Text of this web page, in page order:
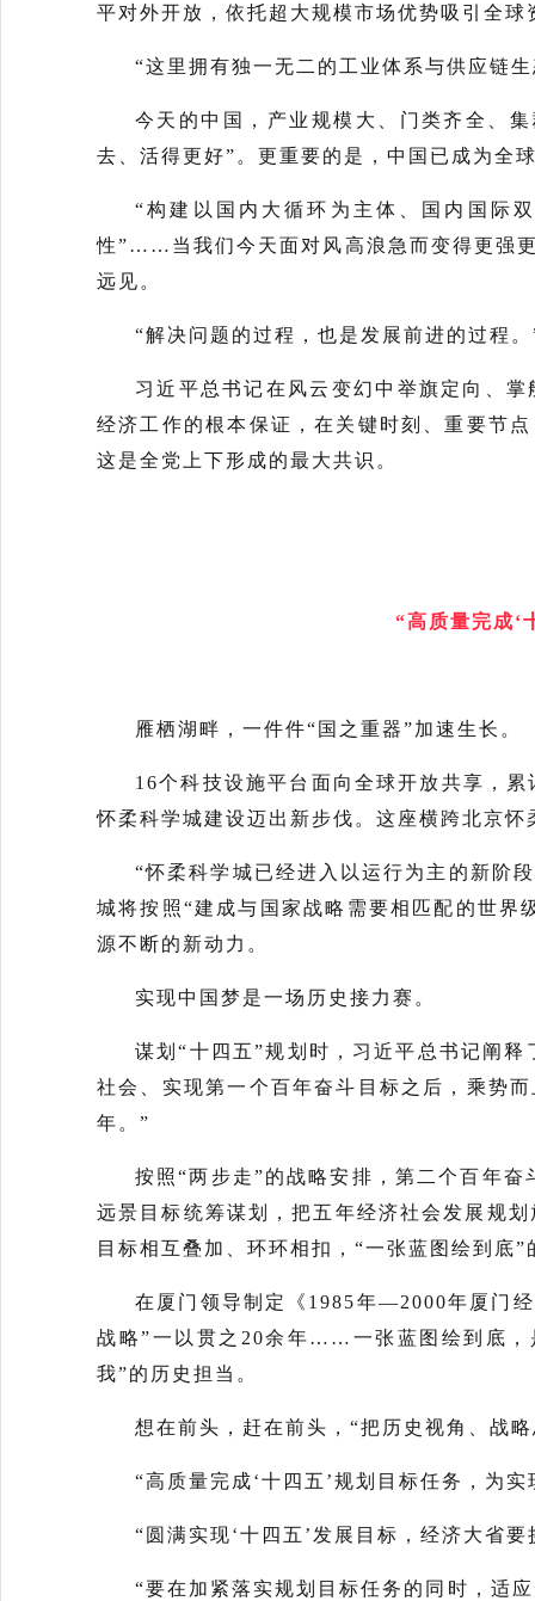
平对外开放，依托超大规模市场优势吸引全
“这里拥有独一无二的工业体系与供应链
今天的中国，产业规模大、门类齐全、
去、活得更好”。更重要的是，中国已成为全
“构建以国内大循环为主体、国内国际
性”……当我们今天面对风高浪急而变得更强
远见。
“解决问题的过程，也是发展前进的过程
习近平总书记在风云变幻中举旗定向、
经济工作的根本保证，在关键时刻、重要节
这是全党上下形成的最大共识。
“高质量完成‘
雁栖湖畔，一件件“国之重器”加速生长。
16个科技设施平台面向全球开放共享，
怀柔科学城建设迈出新步伐。这座横跨北京
“怀柔科学城已经进入以运行为主的新阶
城将按照“建成与国家战略需要相匹配的世界
源不断的新动力。
实现中国梦是一场历史接力赛。
谋划“十四五”规划时，习近平总书记阐
社会、实现第一个百年奋斗目标之后，乘势
年。”
按照“两步走”的战略安排，第二个百年
远景目标统筹谋划，把五年经济社会发展规
目标相互叠加、环环相扣，“一张蓝图绘到底
在厦门领导制定《1985年—2000年厦门
战略”一以贯之20余年……一张蓝图绘到底，
我”的历史担当。
想在前头，赶在前头，“把历史视角、战
“高质量完成‘十四五’规划目标任务，为
“圆满实现‘十四五’发展目标，经济大省
“要在加紧落实规划目标任务的同时，适